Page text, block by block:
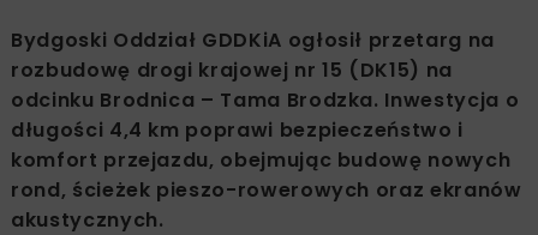
Bydgoski Oddział GDDKiA ogłosił przetarg na
rozbudowę drogi krajowej nr 15 (DK15) na
odcinku Brodnica – Tama Brodzka. Inwestycja o
długości 4,4 km poprawi bezpieczeństwo i
komfort przejazdu, obejmując budowę nowych
rond, ścieżek pieszo-rowerowych oraz ekranów
akustycznych.